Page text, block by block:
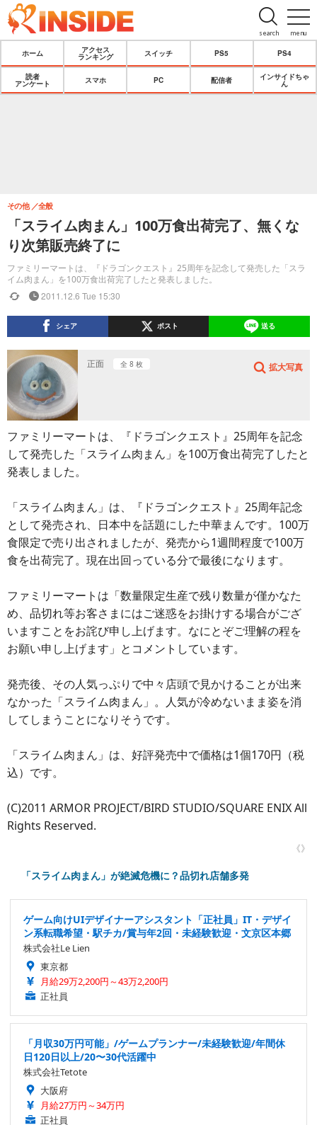
menu
search
ホーム
アクセス
ランキング
スイッチ PS5 PS4
読者
アンケート
スマホ PC 配信者
インサイドちゃ
ん
「スライム肉まん」100万食出荷完了、無くな
り次第販売終了に
ファミリーマートは、『ドラゴンクエスト』25周年を記念して発売した「スラ
イム肉まん」を100万食出荷完了したと発表しました。
その他 全般
2011.12.6 Tue 15:30
シェア ポスト 送る
正面 全 8 枚 拡大写真
ファミリーマートは、『ドラゴンクエスト』25周年を記念
して発売した「スライム肉まん」を100万食出荷完了したと
発表しました。
「スライム肉まん」は、『ドラゴンクエスト』25周年記念
として発売され、日本中を話題にした中華まんです。100万
食限定で売り出されましたが、発売から1週間程度で100万
食を出荷完了。現在出回っている分で最後になります。
ファミリーマートは「数量限定生産で残り数量が僅かなた
め、品切れ等お客さまにはご迷惑をお掛けする場合がござ
いますことをお詫び申し上げます。なにとぞご理解の程を
お願い申し上げます」とコメントしています。
発売後、その人気っぷりで中々店頭で見かけることが出来
なかった「スライム肉まん」。人気が冷めないまま姿を消
してしまうことになりそうです。
「スライム肉まん」は、好評発売中で価格は1個170円（税
込）です。
(C)2011 ARMOR PROJECT/BIRD STUDIO/SQUARE ENIX All
Rights Reserved.
《》
「スライム肉まん」が絶滅危機に？品切れ店舗多発
ゲーム向けUIデザイナーアシスタント「正社員」IT・デザイ
ン系転職希望・駅チカ/賞与年2回・未経験歓迎・文京区本郷
株式会社Le Lien
東京都
月給29万2,200円～43万2,200円
正社員
「月収30万円可能」/ゲームプランナー/未経験歓迎/年間休
日120日以上/20〜30代活躍中
株式会社Tetote
大阪府
月給27万円～34万円
正社員